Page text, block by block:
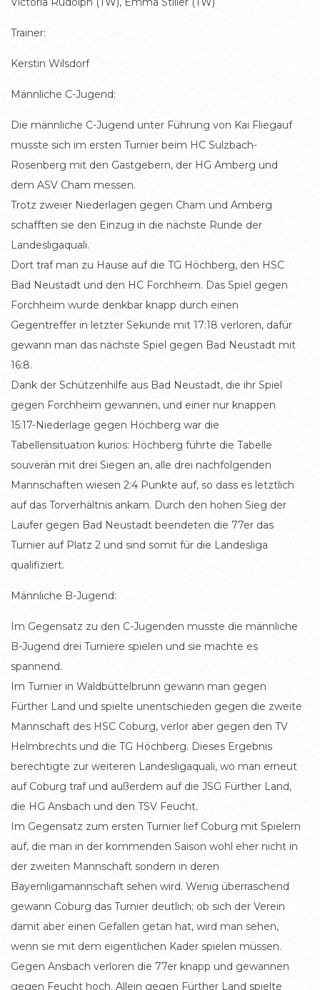
Trainer:
Kerstin Wilsdorf
Männliche C-Jugend:
Die männliche C-Jugend unter Führung von Kai Fliegauf
musste sich im ersten Turnier beim HC Sulzbach-
Rosenberg mit den Gastgebern, der HG Amberg und
dem ASV Cham messen.
Trotz zweier Niederlagen gegen Cham und Amberg
schafften sie den Einzug in die nächste Runde der
Landesligaquali.
Dort traf man zu Hause auf die TG Höchberg, den HSC
Bad Neustadt und den HC Forchheim. Das Spiel gegen
Forchheim wurde denkbar knapp durch einen
Gegentreffer in letzter Sekunde mit 17:18 verloren, dafür
gewann man das nächste Spiel gegen Bad Neustadt mit
16:8.
Dank der Schützenhilfe aus Bad Neustadt, die ihr Spiel
gegen Forchheim gewannen, und einer nur knappen
15:17-Niederlage gegen Höchberg war die
Tabellensituation kurios: Höchberg führte die Tabelle
souverän mit drei Siegen an, alle drei nachfolgenden
Mannschaften wiesen 2:4 Punkte auf, so dass es letztlich
auf das Torverhältnis ankam. Durch den hohen Sieg der
Laufer gegen Bad Neustadt beendeten die 77er das
Turnier auf Platz 2 und sind somit für die Landesliga
qualifiziert.
Männliche B-Jugend:
Im Gegensatz zu den C-Jugenden musste die männliche
B-Jugend drei Turniere spielen und sie machte es
spannend.
Im Turnier in Waldbüttelbrunn gewann man gegen
Fürther Land und spielte unentschieden gegen die zweite
Mannschaft des HSC Coburg, verlor aber gegen den TV
Helmbrechts und die TG Höchberg. Dieses Ergebnis
berechtigte zur weiteren Landesligaquali, wo man erneut
auf Coburg traf und außerdem auf die JSG Fürther Land,
die HG Ansbach und den TSV Feucht.
Im Gegensatz zum ersten Turnier lief Coburg mit Spielern
auf, die man in der kommenden Saison wohl eher nicht in
der zweiten Mannschaft sondern in deren
Bayernligamannschaft sehen wird. Wenig überraschend
gewann Coburg das Turnier deutlich; ob sich der Verein
damit aber einen Gefallen getan hat, wird man sehen,
wenn sie mit dem eigentlichen Kader spielen müssen.
Gegen Ansbach verloren die 77er knapp und gewannen
gegen Feucht hoch. Allein gegen Fürther Land spielte